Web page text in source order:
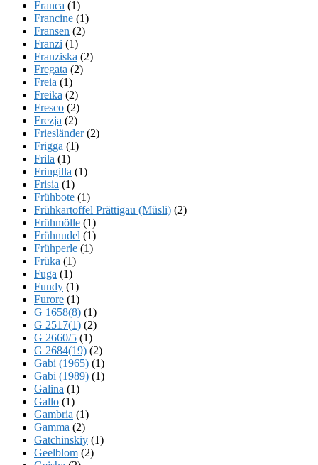
Franca (1)
Francine (1)
Fransen (2)
Franzi (1)
Franziska (2)
Fregata (2)
Freia (1)
Freika (2)
Fresco (2)
Frezja (2)
Friesländer(2)
Frigga (1)
Frila (1)
Fringilla (1)
Frisia (1)
Frühbote (1)
Frühkartoffel Prättigau (Müsli) (2)
Frühmölle (1)
Frühnudel (1)
Frühperle (1)
Früka (1)
Fuga (1)
Fundy (1)
Furore (1)
G 1658(8) (1)
G 2517(1) (2)
G 2660/5 (1)
G 2684(19) (2)
Gabi (1965) (1)
Gabi (1989) (1)
Galina (1)
Gallo (1)
Gambria (1)
Gamma (2)
Gatchinskiy (1)
Geelblom (2)